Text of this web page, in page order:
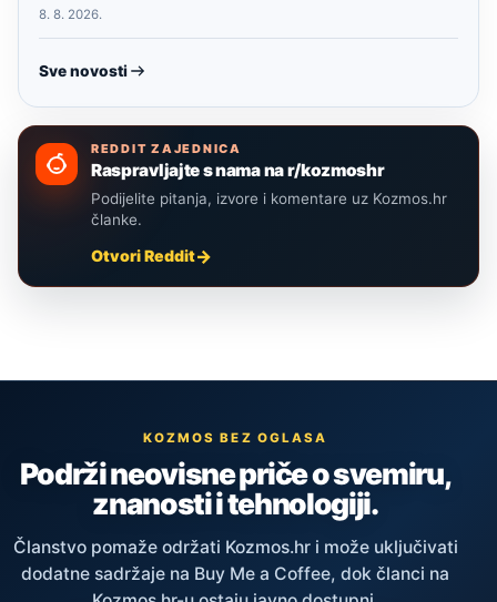
8. 8. 2026.
Sve novosti
REDDIT ZAJEDNICA
Raspravljajte s nama na r/kozmoshr
Podijelite pitanja, izvore i komentare uz Kozmos.hr
članke.
Otvori Reddit
KOZMOS BEZ OGLASA
Podrži neovisne priče o svemiru,
znanosti i tehnologiji.
Članstvo pomaže održati Kozmos.hr i može uključivati
dodatne sadržaje na Buy Me a Coffee, dok članci na